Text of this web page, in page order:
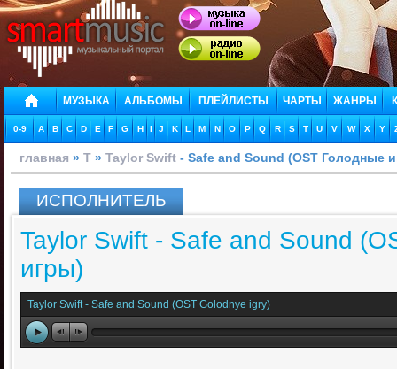
МУЗЫКА АЛЬБОМЫ ПЛЕЙЛИСТЫ ЧАРТЫ ЖАНРЫ
0-9 A B C D E F G H I J K L M N O P Q R S T U V W X Y
главная » T » Taylor Swift - Safe and Sound (OST Голодные
ИСПОЛНИТЕЛЬ
Taylor Swift - Safe and Sound
игры)
Taylor Swift - Safe and Sound (OST Golodnye igry)